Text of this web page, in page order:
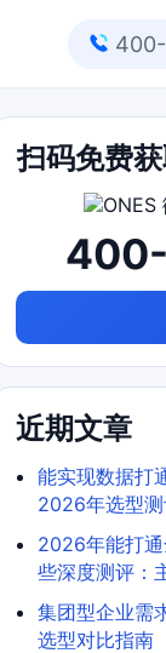
扫码免费
近期文章
能实现数据打
2026年选型
2026年能打
些深度测评：
集团型企业需
选型对比指南